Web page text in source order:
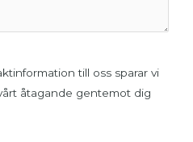
till oss sparar vi
åtagande gentemot dig